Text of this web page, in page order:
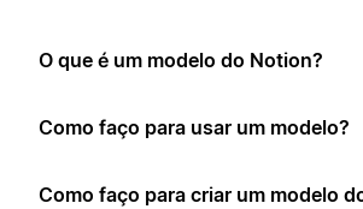
O que é um modelo do Notion?
Como faço para usar um modelo?
Como faço para criar um modelo